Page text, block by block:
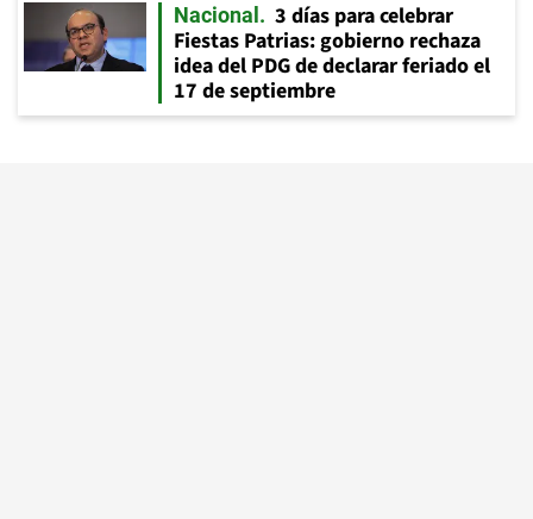
Nacional
3 días para celebrar
Fiestas Patrias: gobierno rechaza
idea del PDG de declarar feriado el
17 de septiembre